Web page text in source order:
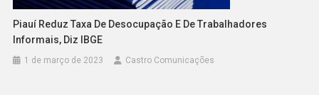
Piauí Reduz Taxa De Desocupação E De Trabalhadores
Informais, Diz IBGE
1 de março de 2023 Castro Comunicações